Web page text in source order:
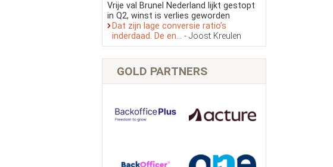
Vrije val Brunel Nederland lijkt gestopt
in Q2, winst is verlies geworden
Dat zijn lage conversie ratio’s
inderdaad. De en... - Joost Kreulen
GOLD PARTNERS